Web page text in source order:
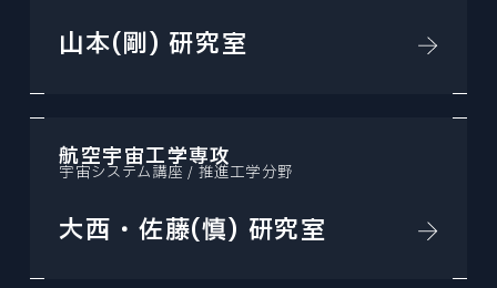
山本(剛) 研究室
航空宇宙工学専攻
宇宙システム講座 / 推進工学分野
大西・佐藤(慎) 研究室